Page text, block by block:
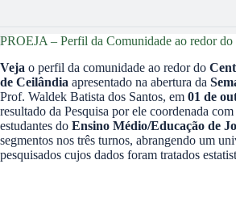
PROEJA – Perfil da Comunidade ao redor
Veja o perfil da comunidade ao redor do
de Ceilândia apresentado na abertura da
Prof. Waldek Batista dos Santos, em 01 de
resultado da Pesquisa por ele coordenada
estudantes do Ensino Médio/Educação de
segmentos nos três turnos, abrangendo um
pesquisados cujos dados foram tratados